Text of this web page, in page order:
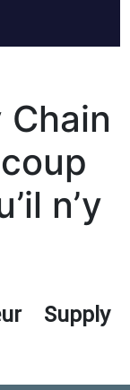
Chain
n’y
Supply